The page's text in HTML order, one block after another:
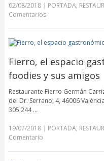
02/08/2018| PORTADA,
Comentarios
Fierro, el espacio
foodies y sus amigos
Restaurante Fierro Germán
del Dr. Serrano, 4, 46006
305 244 …
19/07/2018| PORTADA,
Comentario